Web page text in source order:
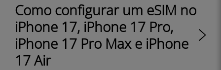
Como configurar um eSIM no
iPhone 17, iPhone 17 Pro,
iPhone 17 Pro Max e iPhone
17 Air